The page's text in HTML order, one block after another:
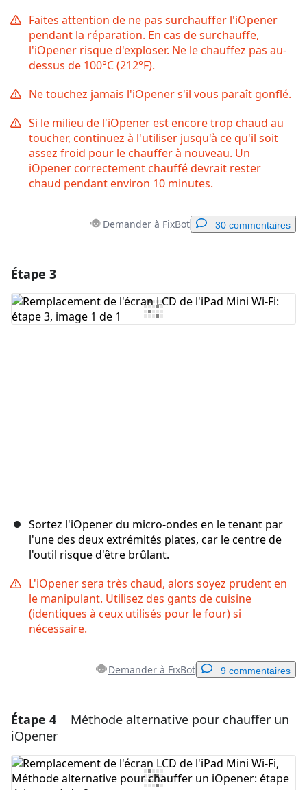
Faites attention de ne pas surchauffer l'iOpener
pendant la réparation. En cas de surchauffe,
l'iOpener risque d'exploser. Ne le chauffez pas au-
dessus de 100°C (212°F).
Ne touchez jamais l'iOpener s'il vous paraît gonflé.
Si le milieu de l'iOpener est encore trop chaud au
toucher, continuez à l'utiliser jusqu'à ce qu'il soit
assez froid pour le chauffer à nouveau. Un
iOpener correctement chauffé devrait rester
chaud pendant environ 10 minutes.
Demander à FixBot 30 commentaires
Ajouter un commentaire
Étape 3
Sortez l'iOpener du micro-ondes en le tenant par
l'une des deux extrémités plates, car le centre de
l'outil risque d'être brûlant.
L'iOpener sera très chaud, alors soyez prudent en
le manipulant. Utilisez des gants de cuisine
(identiques à ceux utilisés pour le four) si
nécessaire.
Demander à FixBot 9 commentaires
Ajouter un commentaire
Ajouter un commentaire
Étape 4
Méthode alternative pour chauffer un
iOpener